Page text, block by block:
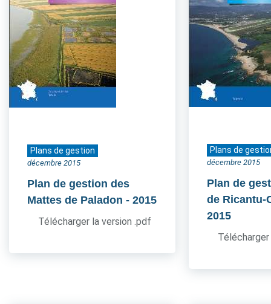
Plans de gestion
décembre 2015
Plan de gestion des
Mattes de Paladon - 2015
Télécharger la version .pdf
Plans de
décembre 2015
Plan de
de Ricantu-
2015